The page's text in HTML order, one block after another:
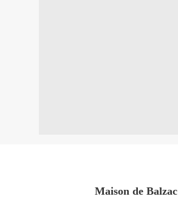
Maison de Balzac